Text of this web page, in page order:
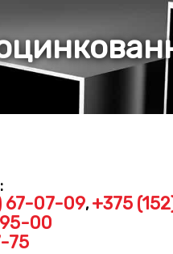
67-07-09, +375
00
75